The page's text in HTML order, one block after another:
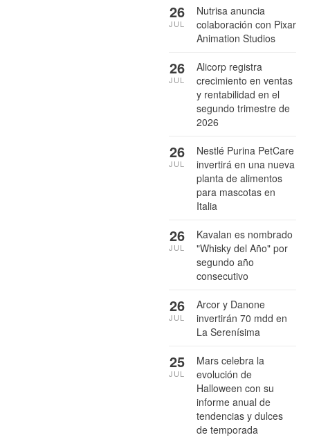
Nutrisa anuncia
colaboración con Pixar
Animation Studios
26
JUL
Alicorp registra
crecimiento en ventas
y rentabilidad en el
segundo trimestre de
2026
26
JUL
Nestlé Purina PetCare
invertirá en una nueva
planta de alimentos
para mascotas en
Italia
26
JUL
Kavalan es nombrado
"Whisky del Año" por
segundo año
consecutivo
26
JUL
Arcor y Danone
invertirán 70 mdd en
La Serenísima
26
JUL
Mars celebra la
evolución de
Halloween con su
informe anual de
tendencias y dulces
de temporada
25
JUL